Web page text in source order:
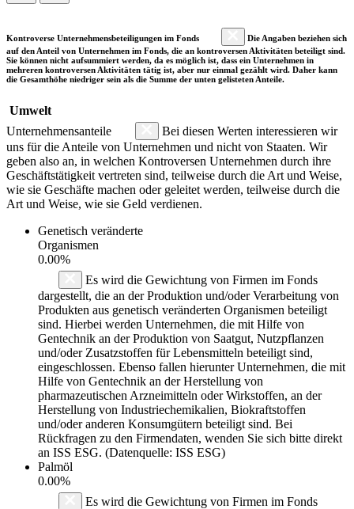
Kontroverse Unternehmensbeteiligungen im Fonds
Die Angaben beziehen sich
auf den Anteil von Unternehmen im Fonds, die an kontroversen Aktivitäten beteiligt sind.
Sie können nicht aufsummiert werden, da es möglich ist, dass ein Unternehmen in
mehreren kontroversen Aktivitäten tätig ist, aber nur einmal gezählt wird. Daher kann
die Gesamthöhe niedriger sein als die Summe der unten gelisteten Anteile.
Umwelt
Unternehmensanteile
Bei diesen Werten interessieren wir
uns für die Anteile von Unternehmen und nicht von Staaten. Wir
geben also an, in welchen Kontroversen Unternehmen durch ihre
Geschäftstätigkeit vertreten sind, teilweise durch die Art und Weise,
wie sie Geschäfte machen oder geleitet werden, teilweise durch die
Art und Weise, wie sie Geld verdienen.
Genetisch veränderte
Organismen
0.00%
Es wird die Gewichtung von Firmen im Fonds
dargestellt, die an der Produktion und/oder Verarbeitung von
Produkten aus genetisch veränderten Organismen beteiligt
sind. Hierbei werden Unternehmen, die mit Hilfe von
Gentechnik an der Produktion von Saatgut, Nutzpflanzen
und/oder Zusatzstoffen für Lebensmitteln beteiligt sind,
eingeschlossen. Ebenso fallen hierunter Unternehmen, die mit
Hilfe von Gentechnik an der Herstellung von
pharmazeutischen Arzneimitteln oder Wirkstoffen, an der
Herstellung von Industriechemikalien, Biokraftstoffen
und/oder anderen Konsumgütern beteiligt sind. Bei
Rückfragen zu den Firmendaten, wenden Sie sich bitte direkt
an ISS ESG. (Datenquelle: ISS ESG)
Palmöl
0.00%
Es wird die Gewichtung von Firmen im Fonds